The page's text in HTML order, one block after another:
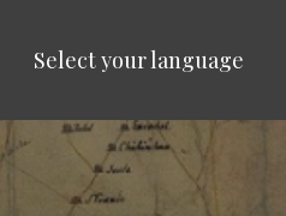
Select your language